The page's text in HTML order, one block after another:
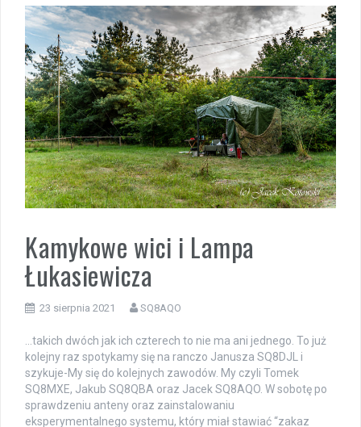
Kamykowe wici i Lampa
Łukasiewicza
23 sierpnia 2021 SQ8AQO
…takich dwóch jak ich czterech to nie ma ani jednego. To już
kolejny raz spotykamy się na ranczo Janusza SQ8DJL i
szykuje-My się do kolejnych zawodów. My czyli Tomek
SQ8MXE, Jakub SQ8QBA oraz Jacek SQ8AQO. W sobotę po
sprawdzeniu anteny oraz zainstalowaniu
eksperymentalnego systemu, który miał stawiać “zakaz